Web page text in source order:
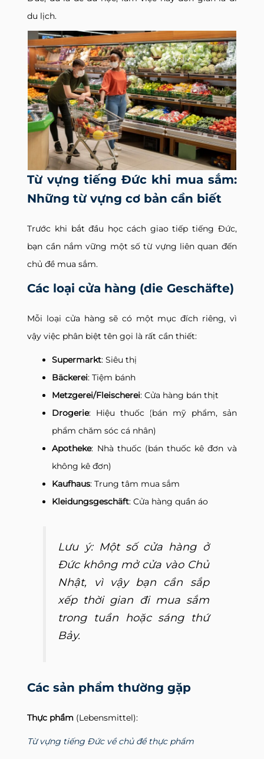
du lịch.
Từ vựng tiếng Đức khi mua sắm:
Những từ vựng cơ bản cần biết
Trước khi bắt đầu học cách giao tiếp tiếng Đức,
bạn cần nắm vững một số từ vựng liên quan đến
chủ đề mua sắm.
Các loại cửa hàng (die Geschäfte)
Mỗi loại cửa hàng sẽ có một mục đích riêng, vì
vậy việc phân biệt tên gọi là rất cần thiết:
Supermarkt: Siêu thị
Bäckerei: Tiệm bánh
Metzgerei/Fleischerei: Cửa hàng bán thịt
Drogerie: Hiệu thuốc (bán mỹ phẩm, sản
phẩm chăm sóc cá nhân)
Apotheke: Nhà thuốc (bán thuốc kê đơn và
không kê đơn)
Kaufhaus: Trung tâm mua sắm
Kleidungsgeschäft: Cửa hàng quần áo
Lưu ý:Một số cửa hàng ở
Đức không mở cửa vào Chủ
Nhật, vì vậy bạn cần sắp
xếp thời gian đi mua sắm
trong tuần hoặc sáng thứ
Bảy.
Các sản phẩm thường gặp
Thực phẩm (Lebensmittel):
Từ vựng tiếng Đức về chủ đề thực phẩm